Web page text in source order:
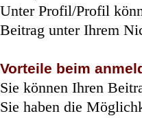
Unter Profil/Profil
Beitrag unter Ihrem
Vorteile beim
Sie können Ihren
Sie haben die